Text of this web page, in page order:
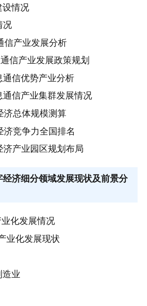
设情况
况
信产业发展分析
信产业发展政策规划
信优势产业分析
信产业集群发展情况
济总体规模测算
竞争力全国排名
产业园区规划布局
经济细分领域发展现状及前景分
化发展情况
业化发展现状
造业